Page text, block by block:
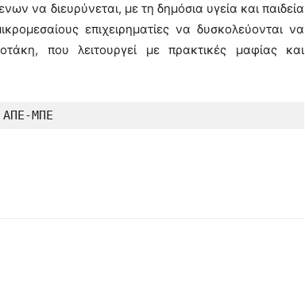
να διευρύνεται, με τη δημόσια υγεία και παιδεία
επιχειρηματίες να δυσκολεύονται να
που λειτουργεί με πρακτικές μαφίας και
ΑΠΕ-ΜΠΕ